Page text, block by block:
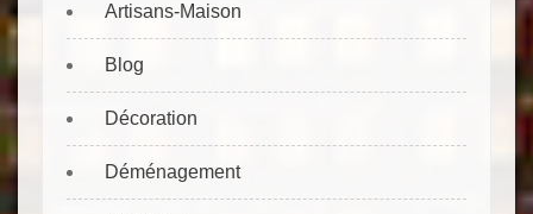
Artisans-Maison
Blog
Décoration
Déménagement